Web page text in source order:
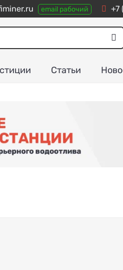
email рабочий +7
Статьи